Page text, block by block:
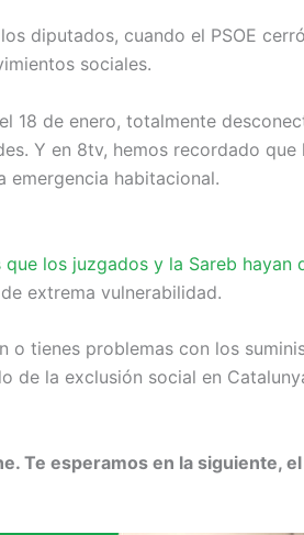
diputados, cuando el PSOE
sociales.
18 de enero, totalmente
Y en 8tv, hemos recordado que
habitacional.
los juzgados y la Sareb hayan
extrema vulnerabilidad.
o tienes problemas con los
de la exclusión social en
Te esperamos en la siguiente,